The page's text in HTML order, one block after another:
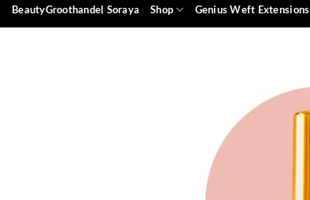
BeautyGroothandel Soraya Shop Genius Weft Extensions